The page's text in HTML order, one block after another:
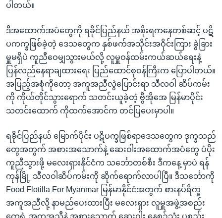
ပါတယ်။
ဒီအထောက်အပံတွေကို ရခိုင်ပြည်နယ် အစိုးရကနေတစ်ဆင့် ပဋိ
ပကက္ခဖြစ်ခဲ့တဲ့ ဒေသတွေက နှစ်ဖက်အသိုင်းအဝိုင်းကြား ခွဲခြား
မှူမရှိပဲ ကူညီဝေမျှသွားမယ်လို့ လူမှူဝန်ထမ်းကယ်ဆယ်ရေးနဲ့
ပြန်လည်နေရာချထားရေး ပြည်ထောင်စုဝန်ကြီးက ပြောပါတယ်။
အပြည့်အစုံကိုတော့ အကူအညီလွဲပြောင်းရာ သီလဝါ ဆိပ်ကမ်း
ကို ကိုယ်တိုင်သွားရောက် သတင်းယူခဲ့တဲ့ ဗွီအိုအေ မြန်မာပိုင်း
သတင်းထောက် ကိုထက်အောင်က တင်ပြပေးမှာပါ။
ရခိုင်ပြည်နယ် မြောက်ပိုင်း ပဋိပက္ခဖြစ်ရာဒေသတွေက ဒုက္ခသည်
တွေအတွက် အစားအသောက်နဲ့ ဆေးဝါးအထောက်အပံတွေ ပံပိုး
ကူညီသွားဖို့ မလေးရှားနိုင်ငံက သင်္ဘောတစ်စီး ဒီကနေ့ မှာပဲ ရန်
ကုန်မြို့ သီလဝါဆိပ်ကမ်းကို ဆိုက်ရောက်လာပါပြီ။ ဒီသင်္ဘောကို
Food Flotilla For Myanmar မြန်မာနိုင်ငံအတွက် စားနပ်ရိက္ခ
အကူအညီလို့ နာမည်ပေးထားပြီး မလေးရှား လူမှူအဖွဲ့အစည်း